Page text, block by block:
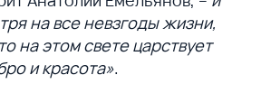
на все невзгоды жизни,
на этом свете царствует
и красота».